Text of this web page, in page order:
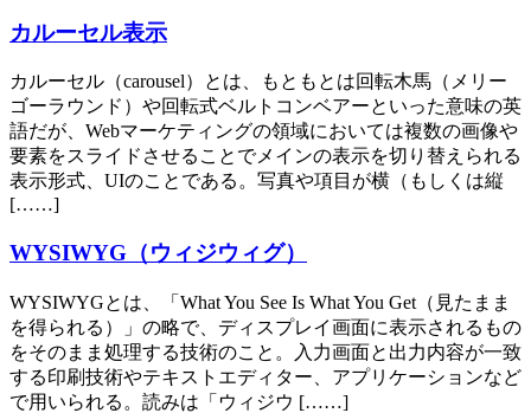
カルーセル表示
カルーセル（carousel）とは、もともとは回転木馬（メリー
ゴーラウンド）や回転式ベルトコンベアーといった意味の英
語だが、Webマーケティングの領域においては複数の画像や
要素をスライドさせることでメインの表示を切り替えられる
表示形式、UIのことである。写真や項目が横（もしくは縦
[……]
WYSIWYG（ウィジウィグ）
WYSIWYGとは、「What You See Is What You Get（見たまま
を得られる）」の略で、ディスプレイ画面に表示されるもの
をそのまま処理する技術のこと。入力画面と出力内容が一致
する印刷技術やテキストエディター、アプリケーションなど
で用いられる。読みは「ウィジウ [……]